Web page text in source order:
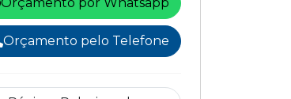
Orçamento pelo Telefone